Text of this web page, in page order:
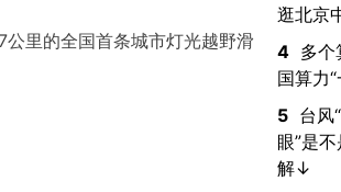
里的全国首条城市灯光越野滑
逛北京
4 多个
国算力
5 台风
眼”是
解↓